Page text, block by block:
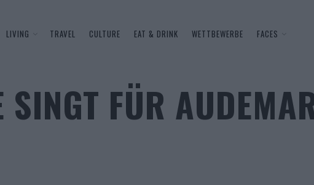
LIVING TRAVEL CULTURE EAT & DRINK WETTBEWERBE FACES
FÜR